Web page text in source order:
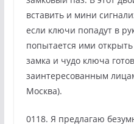
вставить и мини
если ключи попадут в
попытается ими
замка и чудо ключа
заинтересованным
Москва).
0118. Я предлагаю